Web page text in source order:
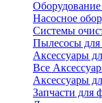
Насосное
Системы
Пылесосы для
Аксессуары
Все
Аксессуары
Запчасти для